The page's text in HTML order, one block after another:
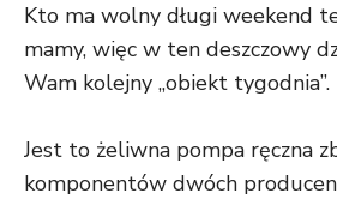
Kto ma wolny długi weekend
mamy, więc w ten deszczowy
Wam kolejny „obiekt tygodnia”.
Jest to żeliwna pompa ręczna
komponentów dwóch